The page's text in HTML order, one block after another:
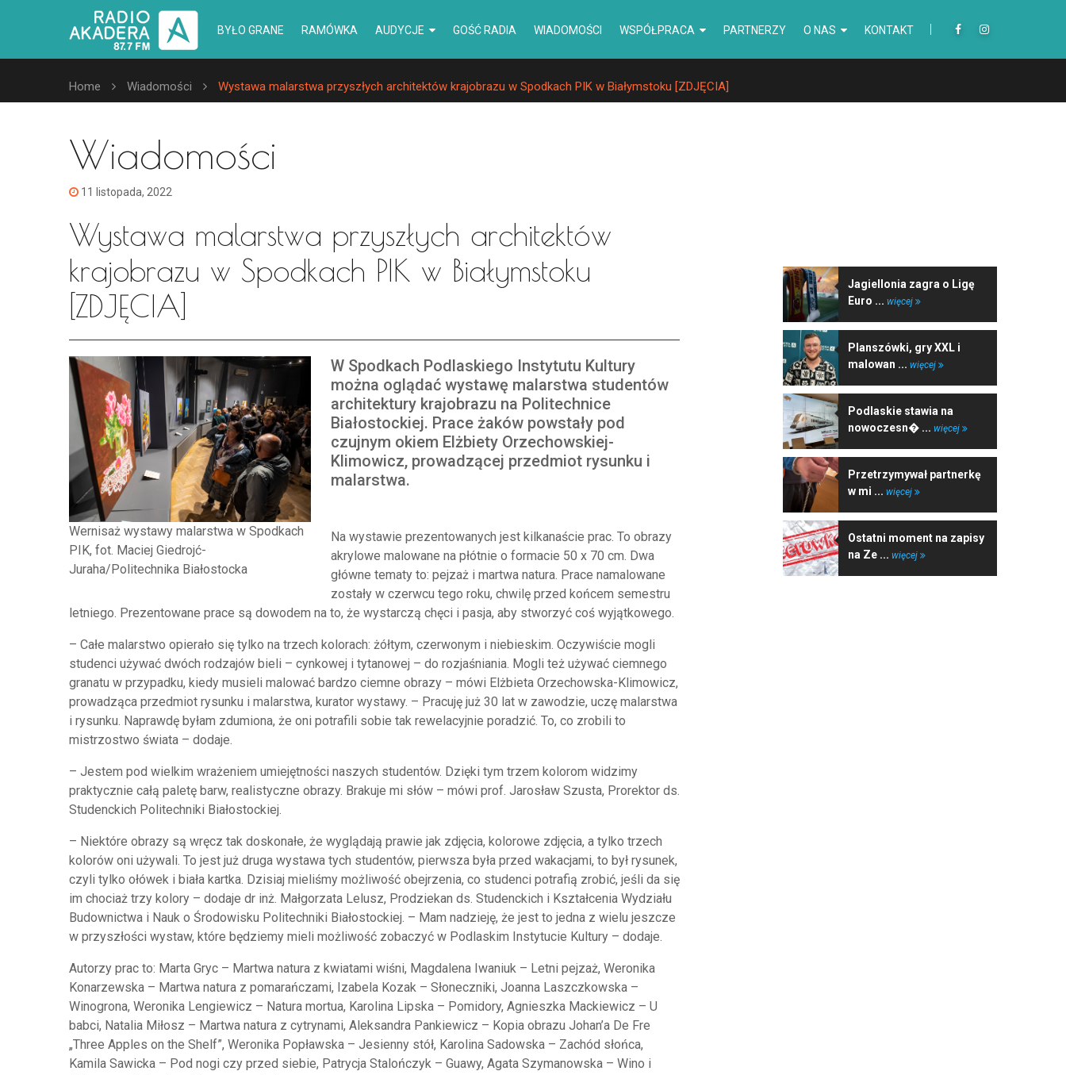
BYŁO GRANE RAMÓWKA AUDYCJE GOŚĆ RADIA WIADOMOŚCI WSPÓŁPRACA PARTNERZY O NAS KONTAKT
Home Wiadomości Wystawa malarstwa przyszłych architektów krajobrazu w Spodkach PIK w Białymstoku [ZDJĘCIA]
Wiadomości
11 listopada, 2022
Wystawa malarstwa przyszłych architektów
krajobrazu w Spodkach PIK w Białymstoku
[ZDJĘCIA]
Wernisaż wystawy malarstwa w Spodkach
PIK, fot. Maciej Giedrojć-
Juraha/Politechnika Białostocka
W Spodkach Podlaskiego Instytutu Kultury
można oglądać wystawę malarstwa studentów
architektury krajobrazu na Politechnice
Białostockiej. Prace żaków powstały pod
czujnym okiem Elżbiety Orzechowskiej-
Klimowicz, prowadzącej przedmiot rysunku i
malarstwa.
Na wystawie prezentowanych jest kilkanaście prac. To obrazy
akrylowe malowane na płótnie o formacie 50 x 70 cm. Dwa
główne tematy to: pejzaż i martwa natura. Prace namalowane
zostały w czerwcu tego roku, chwilę przed końcem semestru
letniego. Prezentowane prace są dowodem na to, że wystarczą chęci i pasja, aby stworzyć coś wyjątkowego.
– Całe malarstwo opierało się tylko na trzech kolorach: żółtym, czerwonym i niebieskim. Oczywiście mogli
studenci używać dwóch rodzajów bieli – cynkowej i tytanowej – do rozjaśniania. Mogli też używać ciemnego
granatu w przypadku, kiedy musieli malować bardzo ciemne obrazy – mówi Elżbieta Orzechowska-Klimowicz,
prowadząca przedmiot rysunku i malarstwa, kurator wystawy. – Pracuję już 30 lat w zawodzie, uczę malarstwa
i rysunku. Naprawdę byłam zdumiona, że oni potrafili sobie tak rewelacyjnie poradzić. To, co zrobili to
mistrzostwo świata – dodaje.
– Jestem pod wielkim wrażeniem umiejętności naszych studentów. Dzięki tym trzem kolorom widzimy
praktycznie całą paletę barw, realistyczne obrazy. Brakuje mi słów – mówi prof. Jarosław Szusta, Prorektor ds.
Studenckich Politechniki Białostockiej.
– Niektóre obrazy są wręcz tak doskonałe, że wyglądają prawie jak zdjęcia, kolorowe zdjęcia, a tylko trzech
kolorów oni używali. To jest już druga wystawa tych studentów, pierwsza była przed wakacjami, to był rysunek,
czyli tylko ołówek i biała kartka. Dzisiaj mieliśmy możliwość obejrzenia, co studenci potrafią zrobić, jeśli da się
im chociaż trzy kolory – dodaje dr inż. Małgorzata Lelusz, Prodziekan ds. Studenckich i Kształcenia Wydziału
Budownictwa i Nauk o Środowisku Politechniki Białostockiej. – Mam nadzieję, że jest to jedna z wielu jeszcze
w przyszłości wystaw, które będziemy mieli możliwość zobaczyć w Podlaskim Instytucie Kultury – dodaje.
Autorzy prac to: Marta Gryc – Martwa natura z kwiatami wiśni, Magdalena Iwaniuk – Letni pejzaż, Weronika
Konarzewska – Martwa natura z pomarańczami, Izabela Kozak – Słoneczniki, Joanna Laszczkowska –
Winogrona, Weronika Lengiewicz – Natura mortua, Karolina Lipska – Pomidory, Agnieszka Mackiewicz – U
babci, Natalia Miłosz – Martwa natura z cytrynami, Aleksandra Pankiewicz – Kopia obrazu Johan’a De Fre
„Three Apples on the Shelf”, Weronika Popławska – Jesienny stół, Karolina Sadowska – Zachód słońca,
Kamila Sawicka – Pod nogi czy przed siebie, Patrycja Stalończyk – Guawy, Agata Szymanowska – Wino i
Jagiellonia zagra o Ligę
Euro ... więcej
Planszówki, gry XXL i
malowan ... więcej
Podlaskie stawia na
nowoczesn� ... więcej
Przetrzymywał partnerkę
w mi ... więcej
Ostatni moment na zapisy
na Ze ... więcej